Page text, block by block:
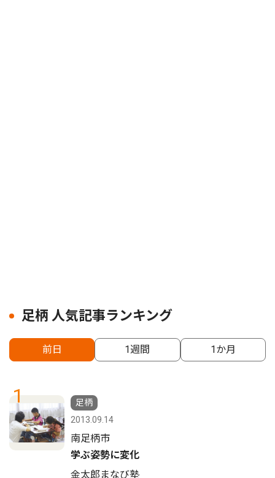
足柄 人気記事ランキング
前日 1週間 1か月
1
足柄
2013.09.14
南足柄市
学ぶ姿勢に変化
金太郎まなび塾